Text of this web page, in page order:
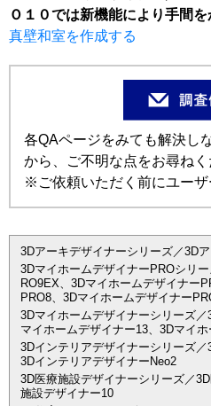
Ｏ１０では新機能により手間を
真壁和室を作成する
各QAページをみても解決し
から、ご不明な点をお尋ねく
※ご依頼いただく前にユーザ
3Dアーキデザイナーシリーズ／3D
3DマイホームデザイナーPROシリ
RO9EX、3Dマイホームデザイナー
PRO8、3Dマイホームデザイナー
3Dマイホームデザイナーシリーズ
マイホームデザイナー13、3Dマイ
3Dインテリアデザイナーシリーズ／
3DインテリアデザイナーNeo2
3D医療施設デザイナーシリーズ／
施設デザイナー10